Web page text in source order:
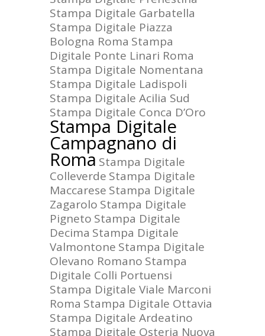
Stampa Digitale Garbatella
Stampa Digitale Piazza
Bologna Roma Stampa
Digitale Ponte Linari Roma
Stampa Digitale Nomentana
Stampa Digitale Ladispoli
Stampa Digitale Acilia Sud
Stampa Digitale Conca D’Oro
Stampa Digitale
Campagnano di
Roma Stampa Digitale
Colleverde Stampa Digitale
Maccarese Stampa Digitale
Zagarolo Stampa Digitale
Pigneto Stampa Digitale
Decima Stampa Digitale
Valmontone Stampa Digitale
Olevano Romano Stampa
Digitale Colli Portuensi
Stampa Digitale Viale Marconi
Roma Stampa Digitale Ottavia
Stampa Digitale Ardeatino
Stampa Digitale Osteria Nuova